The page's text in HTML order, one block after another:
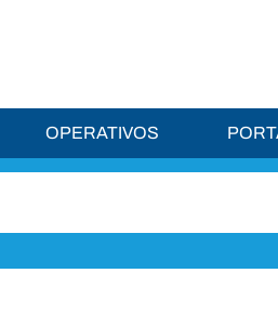
OPERATIVOS